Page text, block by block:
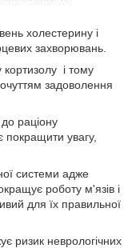
холестерину і
захворювань.
і тому
задоволення
раціону
покращити увагу,
системи адже
роботу м'язів і
для їх правильної
ризик неврологічних